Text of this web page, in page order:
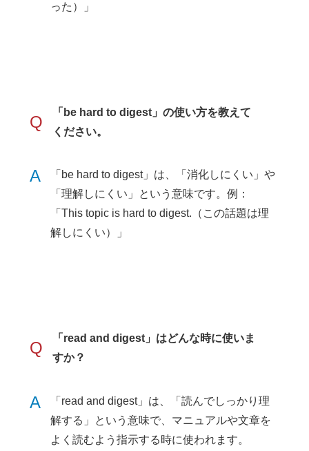
った）」
Q
「be hard to digest」の使い方を教えて
ください。
A
「be hard to digest」は、「消化しにくい」や
「理解しにくい」という意味です。例：
「This topic is hard to digest.（この話題は理
解しにくい）」
Q
「read and digest」はどんな時に使いま
すか？
A
「read and digest」は、「読んでしっかり理
解する」という意味で、マニュアルや文章を
よく読むよう指示する時に使われます。